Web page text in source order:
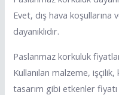
Evet, dış hava koşullarına
dayanıklıdır.
Paslanmaz korkuluk
Kullanılan malzeme,
tasarım gibi etkenler